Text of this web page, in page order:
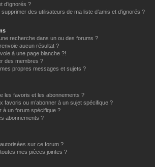
d’ignorés ?
des utilisateurs de ma liste d’amis et d’ignorés ?
recherche dans un ou des forums ?
aucun résultat ?
à une page blanche ?!
des membres ?
propres messages et sujets ?
les favoris et les abonnements ?
favoris ou m’abonner à un sujet spécifique ?
à un forum spécifique ?
abonnements ?
sur ce forum ?
mes pièces jointes ?